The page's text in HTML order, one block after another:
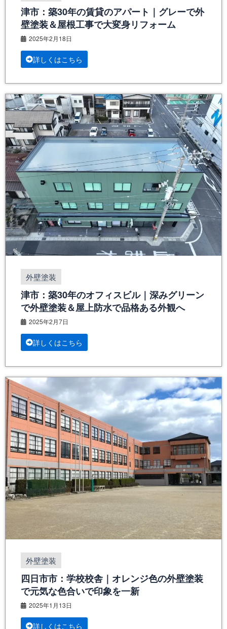
津市：築30年の賃貸のアパート｜グレーで外
壁塗装＆屋根工事で大変身リフォーム
2025年2月18日
詳しくはこちら
外壁塗装
津市：築30年のオフィスビル｜深みグリーン
で外壁塗装＆屋上防水で品格ある外観へ
2025年2月7日
詳しくはこちら
外壁塗装
四日市市：学校校舎｜オレンジ色の外壁塗装
で元気な色合いで印象を一新
2025年1月13日
詳しくはこちら